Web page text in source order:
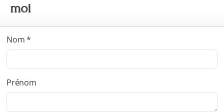
moi
Nom *
Prénom